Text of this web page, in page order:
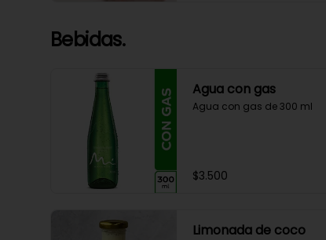
Bebidas.
Agua con gas
Agua con gas de 300 ml
$3.500
Limonada de coco